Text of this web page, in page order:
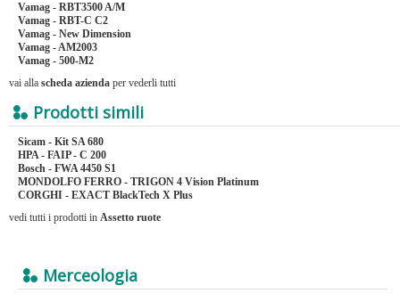
Vamag - RBT3500 A/M
Vamag - RBT-C C2
Vamag - New Dimension
Vamag - AM2003
Vamag - 500-M2
vai alla scheda azienda per vederli tutti
Prodotti simili
Sicam - Kit SA 680
HPA - FAIP - C 200
Bosch - FWA 4450 S1
MONDOLFO FERRO - TRIGON 4 Vision Platinum
CORGHI - EXACT BlackTech X Plus
vedi tutti i prodotti in Assetto ruote
Merceologia